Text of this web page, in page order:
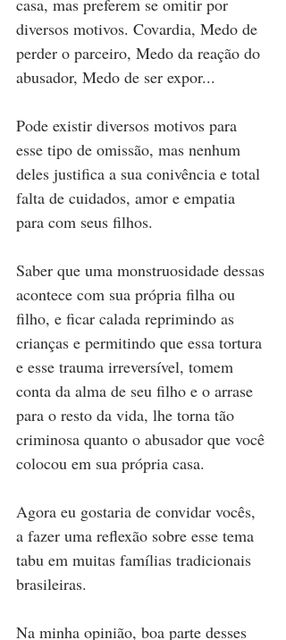
casa, mas preferem se omitir por
diversos motivos. Covardia, Medo de
perder o parceiro, Medo da reação do
abusador, Medo de ser expor...
Pode existir diversos motivos para
esse tipo de omissão, mas nenhum
deles justifica a sua conivência e total
falta de cuidados, amor e empatia
para com seus filhos.
Saber que uma monstruosidade dessas
acontece com sua própria filha ou
filho, e ficar calada reprimindo as
crianças e permitindo que essa tortura
e esse trauma irreversível, tomem
conta da alma de seu filho e o arrase
para o resto da vida, lhe torna tão
criminosa quanto o abusador que você
colocou em sua própria casa.
Agora eu gostaria de convidar vocês,
a fazer uma reflexão sobre esse tema
tabu em muitas famílias tradicionais
brasileiras.
Na minha opinião, boa parte desses